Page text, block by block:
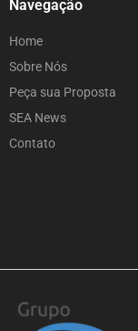
Navegação
Home
Sobre Nós
Peça sua Proposta
SEA News
Contato